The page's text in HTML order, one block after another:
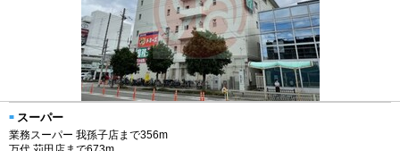
スーパー
業務スーパー 我孫子店まで356m